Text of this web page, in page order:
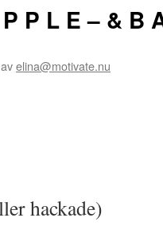
P L E – & B
avelina@motivate.nu
hackade)